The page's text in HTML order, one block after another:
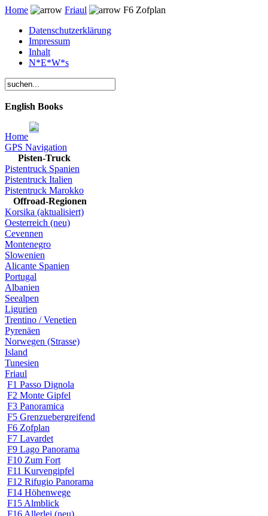
Home Friaul
F6 Zofplan
Datenschutzerklärung
Impressum
Inhalt
N*E*W*s
English Books
Home
GPS Navigation
Pisten-Truck
Pistentruck Spanien
Pistentruck Italien
Pistentruck Marokko
Offroad-Regionen
Korsika (aktualisiert)
Oesterreich (neu)
Cevennen
Montenegro
Slowenien
Alicante Spanien
Portugal
Albanien
Seealpen
Ligurien
Trentino / Venetien
Pyrenäen
Norwegen (Strasse)
Island
Tunesien
Friaul
F1 Passo Dignola
F2 Monte Gipfel
F3 Panoramica
F5 Grenzuebergreifend
F6 Zofplan
F7 Lavardet
F9 Lago Panorama
F10 Zum Fort
F11 Kurvengipfel
F12 Rifugio Panorama
F14 Höhenwege
F15 Almblick
F16 Allerlei (neu)